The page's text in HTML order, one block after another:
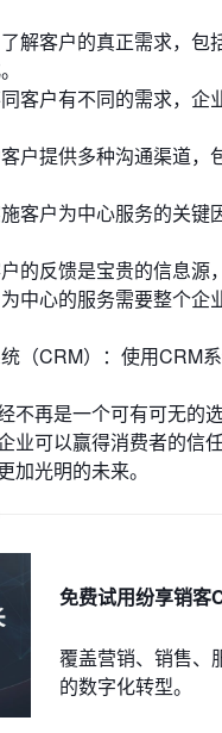
解客户的真正需求，
客户有不同的需求，
户提供多种沟通渠道
客户为中心服务的关
的反馈是宝贵的信息
中心的服务需要整个
（CRM）：使用CRM
不再是一个可有可无的
业可以赢得消费者的信
加光明的未来。
免费试用纷享销客
覆盖营销、销售、
的数字化转型。